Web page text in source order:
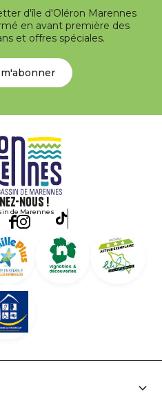
d'île d'Oléron Marennes
en avant première des
et offres spéciales.
nous !
de Marennes